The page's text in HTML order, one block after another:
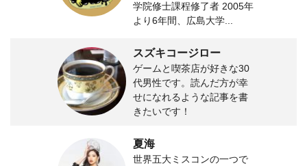
学院修士課程修了者 2005年
より6年間、広島大学...
スズキコージロー
ゲームと喫茶店が好きな30
代男性です。読んだ方が幸
せになれるような記事を書
きたいです！
夏海
世界五大ミスコンの一つで